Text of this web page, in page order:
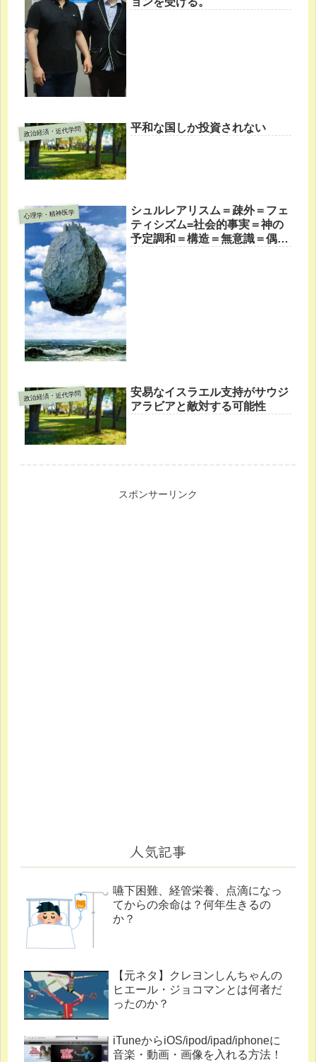
政治経済・近代学問 平和な国しか投資されない
心理学・精神医学
シュルレアリスム＝疎外＝フェ
ティシズム=社会的事実＝神の
予定調和＝構造＝無意識＝偶然
政治経済・近代学問
安易なイスラエル支持がサウジ
アラビアと敵対する可能性
スポンサーリンク
人気記事
嚥下困難、経管栄養、点滴になっ
てからの余命は？何年生きるの
か？
【元ネタ】クレヨンしんちゃんの
ヒエール・ジョコマンとは何者だ
ったのか？
iTuneからiOS/ipod/ipad/iphoneに
音楽・動画・画像を入れる方法！